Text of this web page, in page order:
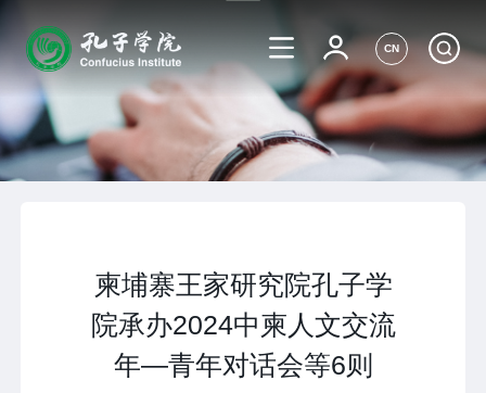
CN
柬埔寨王家研究院孔子学
院承办2024中柬人文交流
年—青年对话会等6则